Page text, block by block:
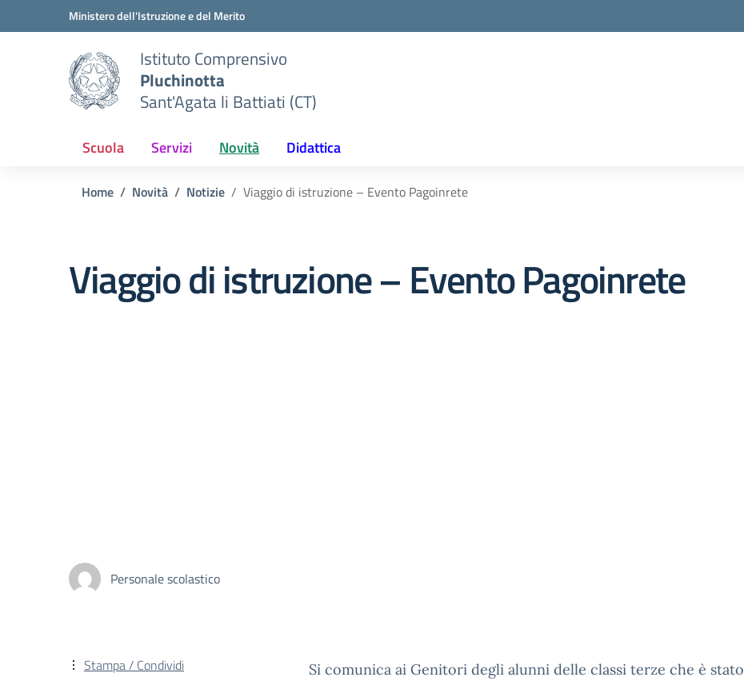
Vai ai contenuti
Vai al menu di navigazioneMinistero dell'Istruzione e del Merito
Istituto Comprensivo
Pluchinotta
Sant'Agata li Battiati (CT)
Scuola Servizi Novità Didattica
Home Novità Notizie Viaggio di istruzione – Evento Pagoinrete
Viaggio di istruzione – Evento Pagoinrete
Personale scolastico
Si comunica ai Genitori degli alunni delle classi terze che è stato
Stampa / Condividi